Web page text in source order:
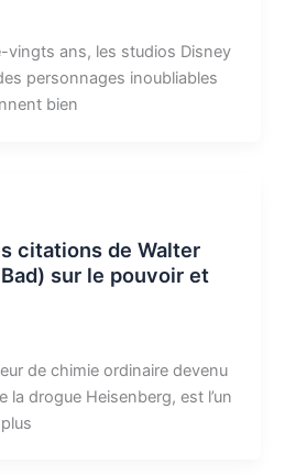
vingts ans, les studios Disney
personnages inoubliables
bien
citations de Walter
sur le pouvoir et
de chimie ordinaire devenu
la drogue Heisenberg, est l’un